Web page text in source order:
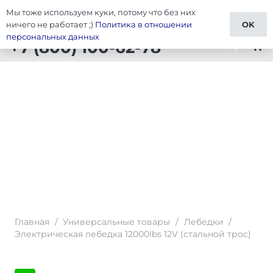
Тюнинг Универсальные товары
+7 (800) 100-62-78 shopping_cart
Главная / Универсальные товары / Лебедки /
Электрическая лебедка 12000lbs 12V (стальной трос)
Мы тоже используем куки, потому что без них
ничего не работает ;) Политика в отношении
персональных данных
OK